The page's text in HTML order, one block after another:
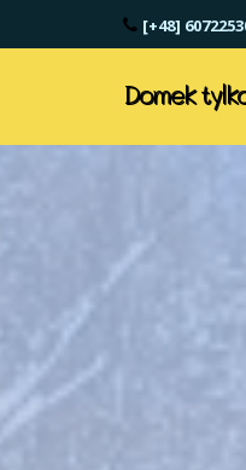
[+48]
Domek